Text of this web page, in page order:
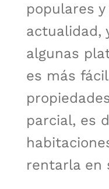
populares
actualidad,
algunas
es más
parcial, es
rentarla en